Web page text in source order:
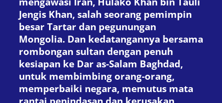
Jengis Khan, salah seorang pemimpin
besar Tartar dan pegunungan
Mongolia. Dan kedatangannya bersama
rombongan sultan dengan penuh
kesiapan ke Dar as-Salam Baghdad,
untuk membimbing orang-orang,
memperbaiki negara, memutus mata